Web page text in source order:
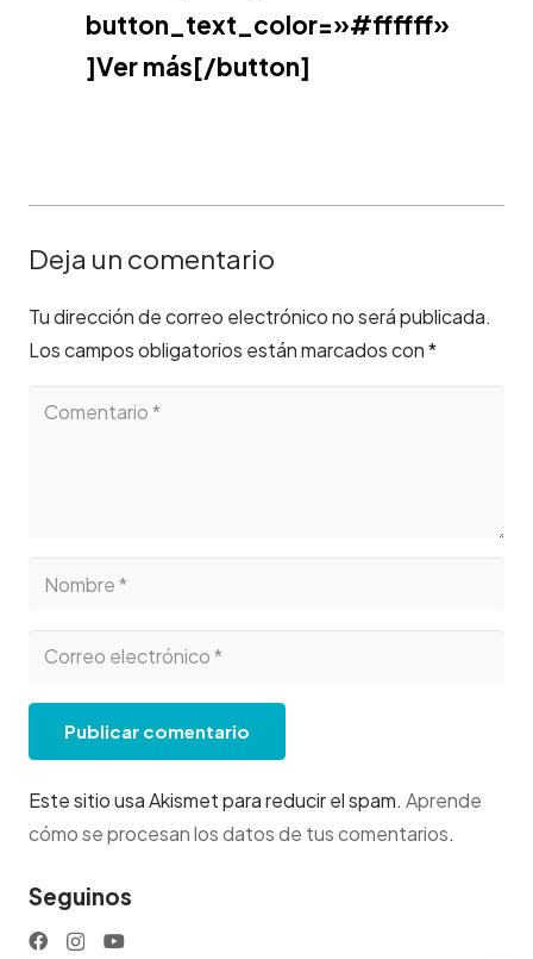
button_text_color=»#ffffff»
]Ver más[/button]
Deja un comentario
Tu dirección de correo electrónico no será publicada.
Los campos obligatorios están marcados con*
Publicar comentario
Este sitio usa Akismet para reducir el spam. Aprende
cómo se procesan los datos de tus comentarios.
Seguinos